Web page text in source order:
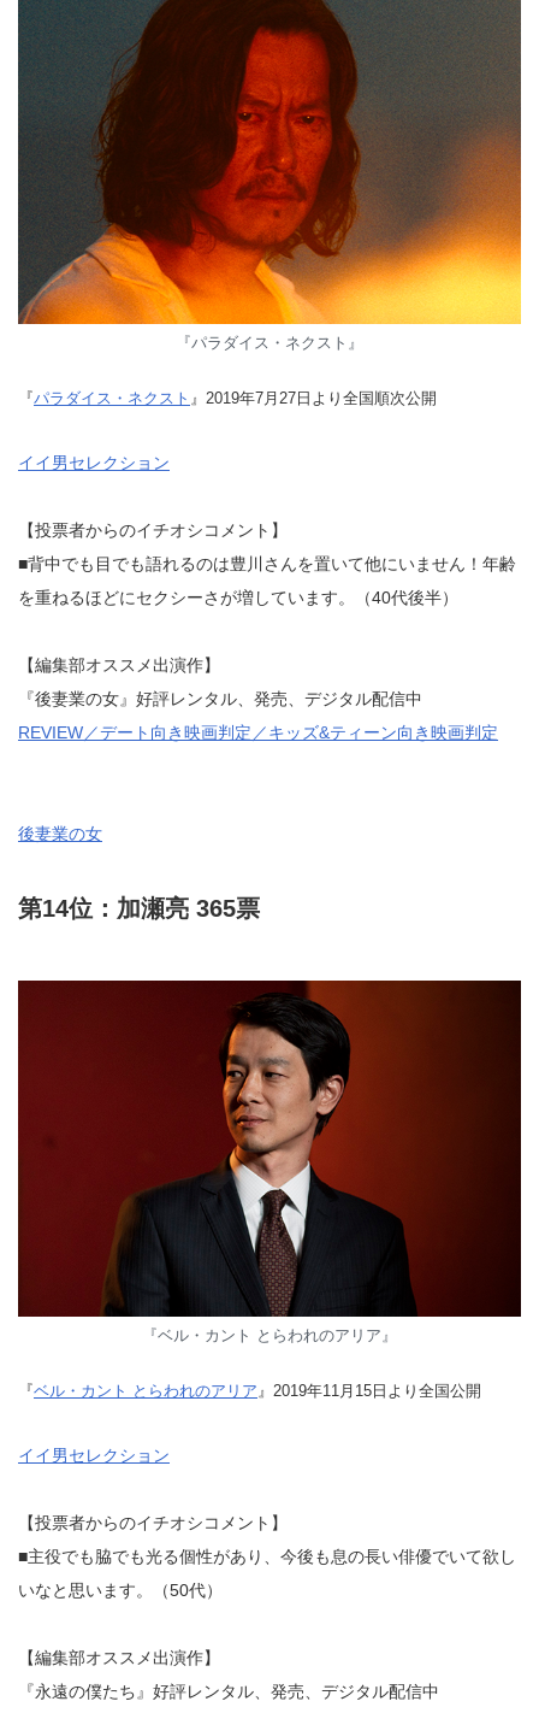
『パラダイス・ネクスト』
『パラダイス・ネクスト 』2019年7月27日より全国順次公開
イイ男セレクション
【投票者からのイチオシコメント】
■背中でも目でも語れるのは豊川さんを置いて他にいません！年齢
を重ねるほどにセクシーさが増しています。（40代後半）
【編集部オススメ出演作】
『後妻業の女』好評レンタル、発売、デジタル配信中
REVIEW／デート向き映画判定／キッズ&ティーン向き映画判定
後妻業の女
第14位：加瀬亮 365票
『ベル・カント とらわれのアリア』
『ベル・カント とらわれのアリア 』2019年11月15日より全国公開
イイ男セレクション
【投票者からのイチオシコメント】
■主役でも脇でも光る個性があり、今後も息の長い俳優でいて欲し
いなと思います。（50代）
【編集部オススメ出演作】
『永遠の僕たち』好評レンタル、発売、デジタル配信中